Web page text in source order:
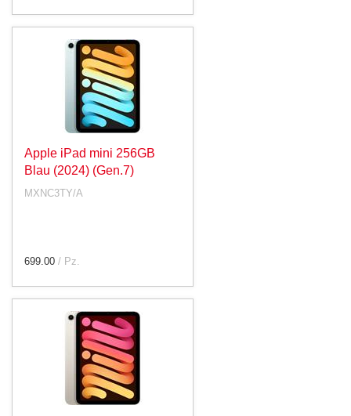
Apple iPad mini 256GB
Blau (2024) (Gen.7)
MXNC3TY/A
699.00 / Pz.